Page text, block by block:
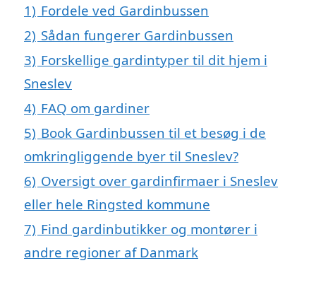
1) Fordele ved Gardinbussen
2) Sådan fungerer Gardinbussen
3) Forskellige gardintyper til dit hjem i
Sneslev
4) FAQ om gardiner
5) Book Gardinbussen til et besøg i de
omkringliggende byer til Sneslev?
6) Oversigt over gardinfirmaer i Sneslev
eller hele Ringsted kommune
7) Find gardinbutikker og montører i
andre regioner af Danmark